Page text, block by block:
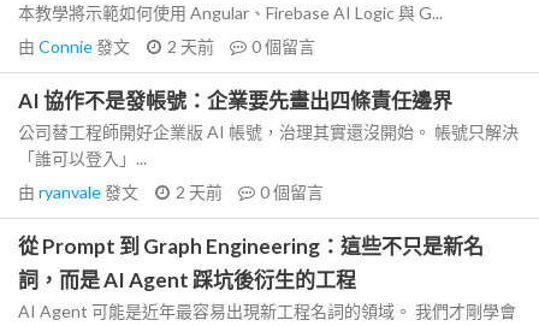
本教學將示範如何使用 Angular、Firebase AI Logic 與 G...
由 Connie發文 2 天前 0個留言
AI 協作不是發帳號：企業要先畫出四條責任邊界
公司替工程師開好企業版 AI 帳號，治理其實還沒開始。 帳號只解決
「誰可以登入」...
由 ryanvale發文 2 天前 0個留言
從 Prompt 到 Graph Engineering：這些不只是新名
詞，而是 AI Agent 踩坑後衍生的工程
AI Agent 可能是近年最容易出現新工程名詞的領域。 我們才剛學會